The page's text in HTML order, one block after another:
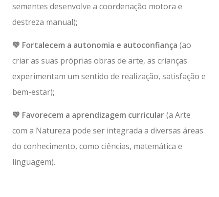
sementes desenvolve a coordenação motora e
destreza manual);
💚 Fortalecem a autonomia e autoconfiança (ao
criar as suas próprias obras de arte, as crianças
experimentam um sentido de realização, satisfação e
bem-estar);
💚 Favorecem a aprendizagem curricular(a Arte
com a Natureza pode ser integrada a diversas áreas
do conhecimento, como ciências, matemática e
linguagem).